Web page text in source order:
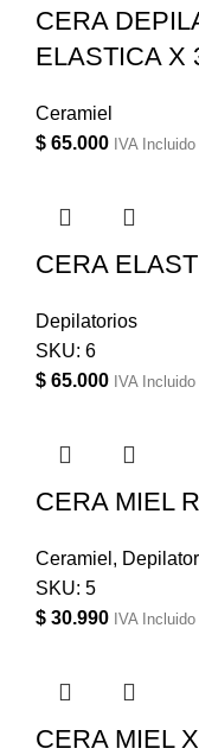
CERA
ELASTICA X
Ceramiel
$ 65.000 IVA Incluido
CERA
Depilatorios
SKU: 6
$ 65.000 IVA Incluido
CERA MIEL
Ceramiel ,
SKU: 5
$ 30.990 IVA Incluido
CERA MIEL